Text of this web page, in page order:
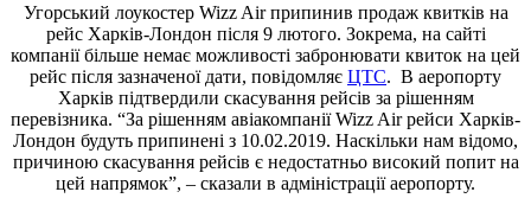
Угорський лоукостер Wizz Air припинив продаж квитків на
рейс Харків-Лондон після 9 лютого. Зокрема, на сайті
компанії більше немає можливості забронювати квиток на цей
рейс після зазначеної дати, повідомляє ЦТС. В аеропорту
Харків підтвердили скасування рейсів за рішенням
перевізника. “За рішенням авіакомпанії Wizz Air рейси Харків-
Лондон будуть припинені з 10.02.2019. Наскільки нам відомо,
причиною скасування рейсів є недостатньо високий попит на
цей напрямок”, – сказали в адміністрації аеропорту.